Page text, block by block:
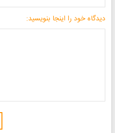
دیدگاه خود را اینجا بنویسید: